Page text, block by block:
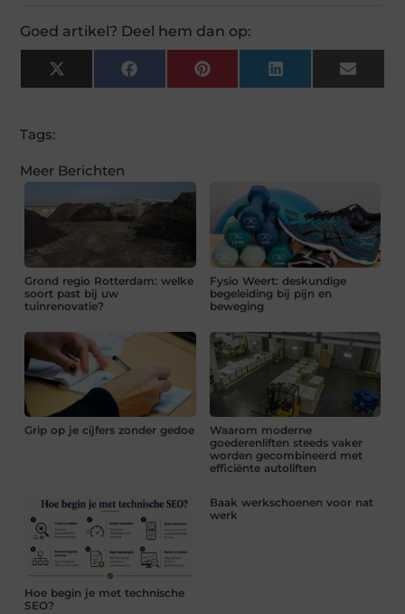
Goed artikel? Deel hem dan op:
X
(Twitter)
FacebookPinterest LinkedIn Email
Tags:
Meer Berichten
Grond regio Rotterdam: welke
soort past bij uw
tuinrenovatie?
Fysio Weert: deskundige
begeleiding bij pijn en
beweging
Grip op je cijfers zonder gedoe
Waarom moderne
goederenliften steeds vaker
worden gecombineerd met
efficiënte autoliften
Hoe begin je met technische
SEO?
Baak werkschoenen voor nat
werk